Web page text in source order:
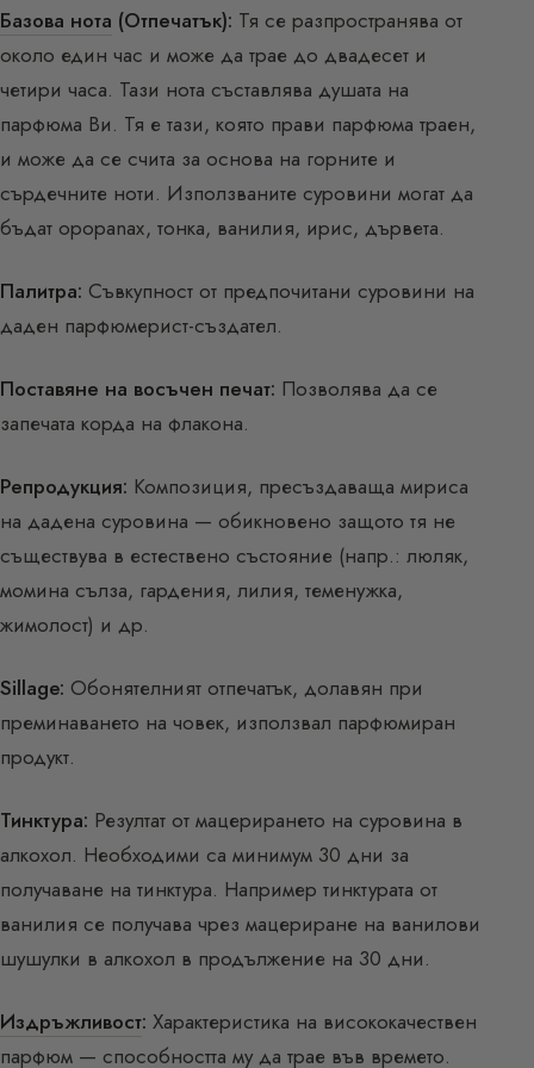
Базова нота (Отпечатък): Тя се разпространява от
около един час и може да трае до двадесет и
четири часа. Тази нота съставлява душата на
парфюма Ви. Тя е тази, която прави парфюма траен,
и може да се счита за основа на горните и
сърдечните ноти. Използваните суровини могат да
бъдат opopanax, тонка, ванилия, ирис, дървета.
Палитра: Съвкупност от предпочитани суровини на
даден парфюмерист-създател.
Поставяне на восъчен печат: Позволява да се
запечата корда на флакона.
Репродукция: Композиция, пресъздаваща мириса
на дадена суровина — обикновено защото тя не
съществува в естествено състояние (напр.: люляк,
момина сълза, гардения, лилия, теменужка,
жимолост) и др.
Sillage: Обонятелният отпечатък, долавян при
преминаването на човек, използвал парфюмиран
продукт.
Тинктура: Резултат от мацерирането на суровина в
алкохол. Необходими са минимум 30 дни за
получаване на тинктура. Например тинктурата от
ванилия се получава чрез мацериране на ванилови
шушулки в алкохол в продължение на 30 дни.
Издръжливост: Характеристика на висококачествен
парфюм — способността му да трае във времето.